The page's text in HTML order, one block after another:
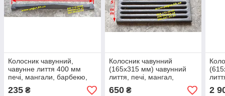
Колосник чавунний,
чавунне лиття 400 мм
печі, мангали, барбекю,
котли, камін
235 ₴
Колосник чавунний
(165х315 мм) чавунний
лиття, печі, мангал,
барбекю, котли
650₴ 2